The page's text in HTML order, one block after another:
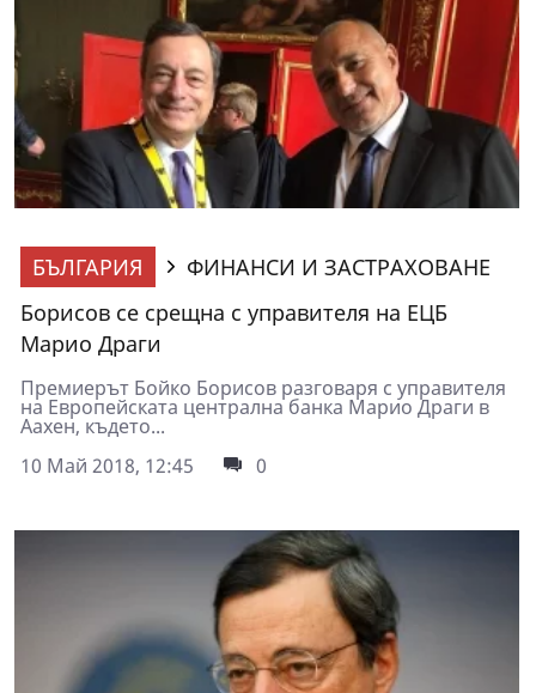
БЪЛГАРИЯ
ФИНАНСИ И ЗАСТРАХОВАНЕ
Борисов се срещна с управителя на ЕЦБ
Марио Драги
Премиерът Бойко Борисов разговаря с управителя
на Европейската централна банка Марио Драги в
Аахен, където...
10 Май 2018, 12:45
0